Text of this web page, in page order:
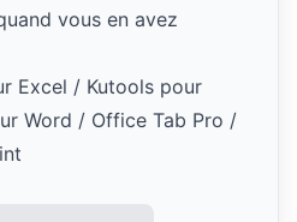
vous en avez
Excel / Kutools pour
Word / Office Tab Pro /